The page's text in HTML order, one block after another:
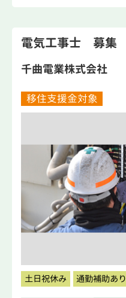
電気工事士 募集
千曲電業株式会社
移住支援金対象
土日祝休み 通勤補助あり